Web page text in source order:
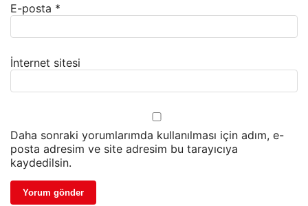
E-posta *
İnternet sitesi
Daha sonraki yorumlarımda kullanılması için adım, e-
posta adresim ve site adresim bu tarayıcıya
kaydedilsin.